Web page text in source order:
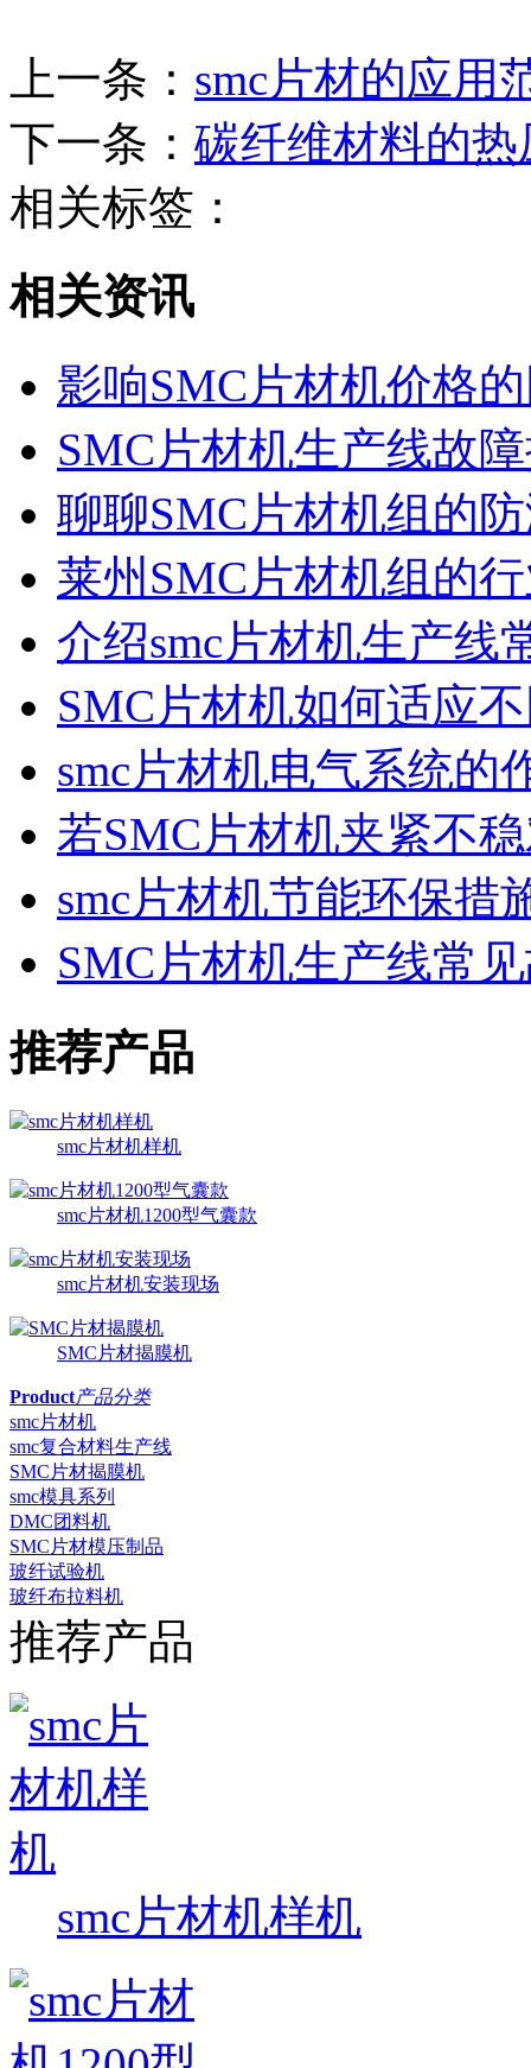
上一条： smc片材的应用
下一条： 碳纤维材料的
相关标签：
相关资讯
影响SMC片材机价格
SMC片材机生产线故
聊聊SMC片材机组的
莱州SMC片材机组的
介绍smc片材机生产线
SMC片材机如何适应
smc片材机电气系统的
若SMC片材机夹紧不
smc片材机节能环保措
SMC片材机生产线常
推荐产品
smc片材机样机
smc片材机1200型气囊款
smc片材机安装现场
SMC片材揭膜机
Product产品分类
smc片材机
smc复合材料生产线
SMC片材揭膜机
smc模具系列
DMC团料机
SMC片材模压制品
玻纤试验机
玻纤布拉料机
推荐产品
smc片材机样机